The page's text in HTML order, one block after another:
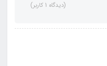
(دیدگاه 1 کاربر)